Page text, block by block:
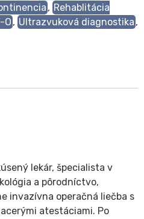
, Rehablitácia
O , Ultrazvuková diagnostika ,
lekár, špecialista v
a pôrodníctvo,
invazívna operačná liečba s
atestáciami. Po